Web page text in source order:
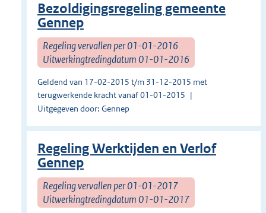
Bezoldigingsregeling gemeente
Gennep
Regeling vervallen per 01-01-2016
Uitwerkingtredingdatum 01-01-2016
Geldend van 17-02-2015 t/m 31-12-2015 met
terugwerkende kracht vanaf 01-01-2015
Uitgegeven door: Gennep
Regeling Werktijden en Verlof
Gennep
Regeling vervallen per 01-01-2017
Uitwerkingtredingdatum 01-01-2017